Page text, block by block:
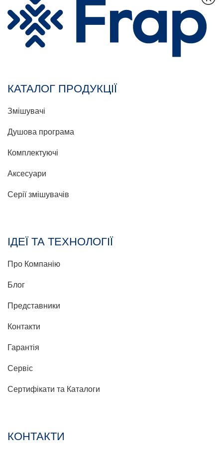
КАТАЛОГ ПРОДУКЦІЇ
Змішувачі
Душова програма
Комплектуючі
Аксесуари
Серії змішувачів
ІДЕЇ ТА ТЕХНОЛОГІЇ
Про Компанію
Блог
Представники
Контакти
Гарантія
Сервіс
Сертифікати та Каталоги
КОНТАКТИ